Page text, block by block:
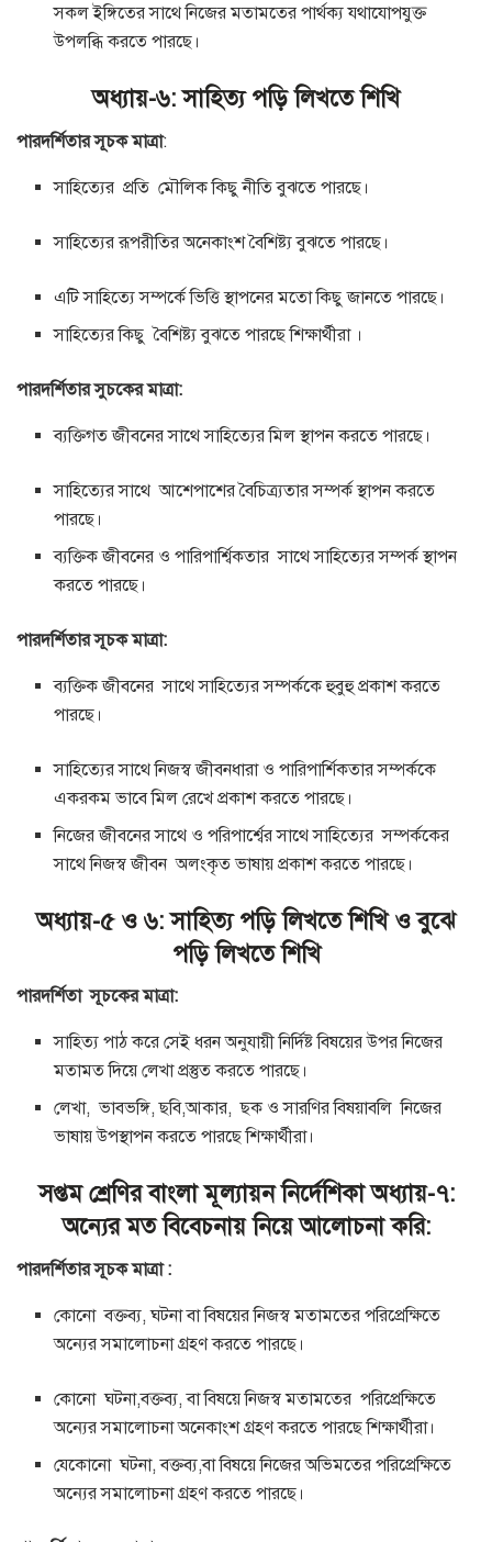
সকল ইঙ্গিতের সাথে নিজের মতামতের পার্থক্য যথাযোপযুক্ত
উপলব্ধি করতে পারছে।
অধ্যায়-৬: সাহিত্য পড়ি লিখতে শিখি
পারদর্শিতার সূচক মাত্রা:
সাহিত্যের প্রতি মৌলিক কিছু নীতি বুঝতে পারছে।
সাহিত্যের রূপরীতির অনেকাংশ বৈশিষ্ট্য বুঝতে পারছে।
এটি সাহিত্যে সম্পর্কে ভিত্তি স্থাপনের মতো কিছু জানতে পারছে।
সাহিত্যের কিছু বৈশিষ্ট্য বুঝতে পারছে শিক্ষার্থীরা ।
পারদর্শিতার সুচকের মাত্রা:
ব্যক্তিগত জীবনের সাথে সাহিত্যের মিল স্থাপন করতে পারছে।
সাহিত্যের সাথে আশেপাশের বৈচিত্র্যতার সম্পর্ক স্থাপন করতে
পারছে।
ব্যক্তিক জীবনের ও পারিপার্শ্বিকতার সাথে সাহিত্যের সম্পর্ক স্থাপন
করতে পারছে।
পারদর্শিতার সূচক মাত্রা:
ব্যক্তিক জীবনের সাথে সাহিত্যের সম্পর্ককে হুবুহু প্রকাশ করতে
পারছে।
সাহিত্যের সাথে নিজস্ব জীবনধারা ও পারিপার্শিকতার সম্পর্ককে
একরকম ভাবে মিল রেখে প্রকাশ করতে পারছে।
নিজের জীবনের সাথে ও পরিপার্শ্বের সাথে সাহিত্যের সম্পর্ককের
সাথে নিজস্ব জীবন অলংকৃত ভাষায় প্রকাশ করতে পারছে।
অধ্যায়-৫ ও ৬: সাহিত্য পড়ি লিখতে শিখি ও বুঝে
পড়ি লিখতে শিখি
পারদর্শিতা সূচকের মাত্রা:
সাহিত্য পাঠ করে সেই ধরন অনুযায়ী নির্দিষ্ট বিষয়ের উপর নিজের
মতামত দিয়ে লেখা প্রস্তুত করতে পারছে।
লেখা, ভাবভঙ্গি, ছবি,আকার, ছক ও সারণির বিষয়াবলি নিজের
ভাষায় উপস্থাপন করতে পারছে শিক্ষার্থীরা।
সপ্তম শ্রেণির বাংলা মূল্যায়ন নির্দেশিকা অধ্যায়-৭:
অন্যের মত বিবেচনায় নিয়ে আলোচনা করি:
পারদর্শিতার সূচক মাত্রা :
কোনো বক্তব্য, ঘটনা বা বিষয়ের নিজস্ব মতামতের পরিপ্রেক্ষিতে
অন্যের সমালোচনা গ্রহণ করতে পারছে।
কোনো ঘটনা,বক্তব্য, বা বিষয়ে নিজস্ব মতামতের পরিপ্রেক্ষিতে
অন্যের সমালোচনা অনেকাংশ গ্রহণ করতে পারছে শিক্ষার্থীরা।
যেকোনো ঘটনা, বক্তব্য,বা বিষয়ে নিজের অভিমতের পরিপ্রেক্ষিতে
অন্যের সমালোচনা গ্রহণ করতে পারছে।